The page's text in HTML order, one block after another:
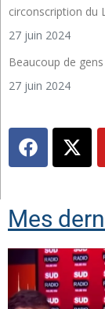
circonscription du
27 juin 2024
Beaucoup de
27 juin 2024
Mes